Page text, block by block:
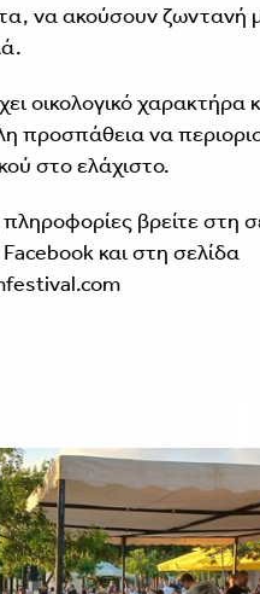
να ακούσουν ζωντανή
οικολογικό χαρακτήρα
προσπάθεια να
στο ελάχιστο.
βρείτε στη
και στη σελίδα